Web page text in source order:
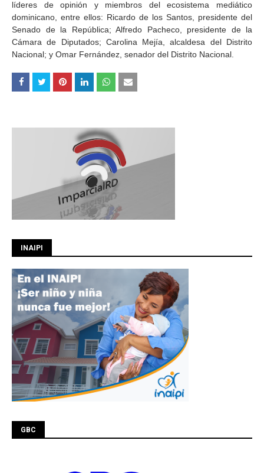
líderes de opinión y miembros del ecosistema mediático
dominicano, entre ellos: Ricardo de los Santos, presidente del
Senado de la República; Alfredo Pacheco, presidente de la
Cámara de Diputados; Carolina Mejía, alcaldesa del Distrito
Nacional; y Omar Fernández, senador del Distrito Nacional.
INAIPI
GBC